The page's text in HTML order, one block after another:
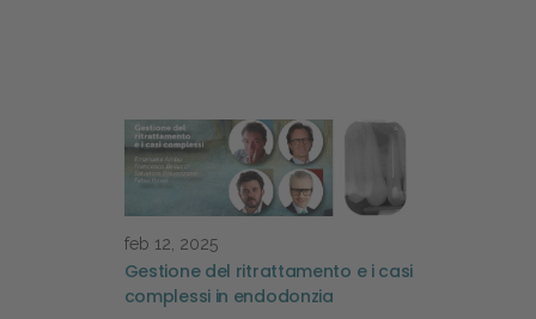
feb 12, 2025
Gestione del ritrattamento e i casi
complessi in endodonzia